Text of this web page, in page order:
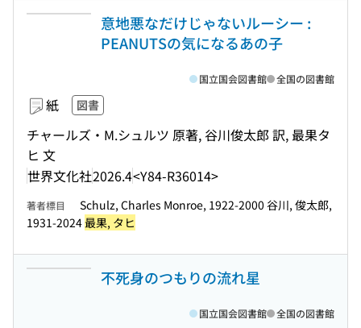
意地悪なだけじゃないルーシー :
PEANUTSの気になるあの子
紙 図書
チャールズ・M.シュルツ 原著, 谷川俊太郎 訳, 最果タ
ヒ 文
世界文化社2026.4<Y84-R36014>
国立国会図書館 全国の図書館
著者標目
Schulz, Charles Monroe, 1922-2000 谷川, 俊太郎,
1931-2024最果, タヒ
不死身のつもりの流れ星
国立国会図書館 全国の図書館